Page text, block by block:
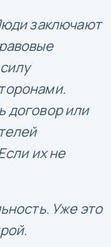
заключают
договор или
их не
Уже это